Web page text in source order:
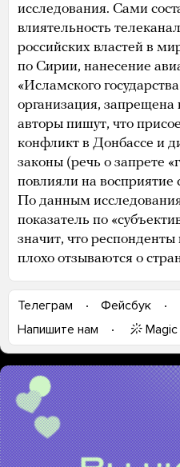
исследования. Сами
влиятельность
российских властей в
по Сирии, нанесение
«Исламского
организация, запрещена
авторы пишут, что
конфликт в Донбассе и
законы (речь о запрете
повлияли на восприятие
По данным
показатель по
значит, что
плохо отзываются о
Телеграм Фейсбук
Напишите нам